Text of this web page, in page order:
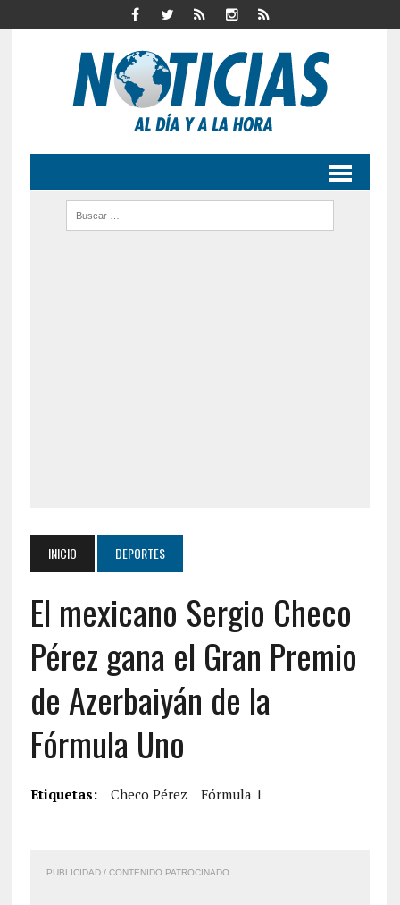
INICIO DEPORTES
El mexicano Sergio Checo
Pérez gana el Gran Premio
de Azerbaiyán de la
Fórmula Uno
Etiquetas: Checo Pérez Fórmula 1
PUBLICIDAD / CONTENIDO PATROCINADO